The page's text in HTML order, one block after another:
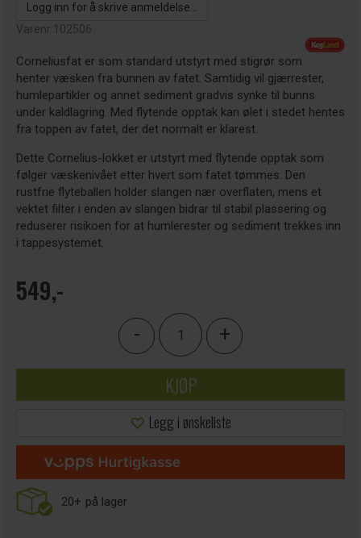
Logg inn for å skrive anmeldelse...
Varenr:102506
Corneliusfat er som standard utstyrt med stigrør som
henter væsken fra bunnen av fatet. Samtidig vil gjærrester,
humlepartikler og annet sediment gradvis synke til bunns
under kaldlagring. Med flytende opptak kan ølet i stedet hentes
fra toppen av fatet, der det normalt er klarest.
Dette Cornelius-lokket er utstyrt med flytende opptak som
følger væskenivået etter hvert som fatet tømmes. Den
rustfrie flyteballen holder slangen nær overflaten, mens et
vektet filter i enden av slangen bidrar til stabil plassering og
reduserer risikoen for at humlerester og sediment trekkes inn
i tappesystemet.
549,-
- +
KJØP
Legg i ønskeliste
20+ på lager